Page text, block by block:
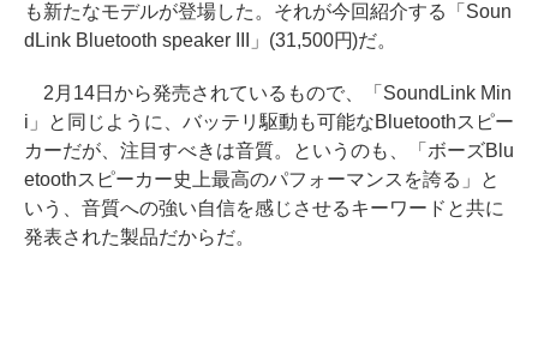
も新たなモデルが登場した。それが今回紹介する「Soun
dLink Bluetooth speaker III」(31,500円)だ。
2月14日から発売されているもので、「SoundLink Min
i」と同じように、バッテリ駆動も可能なBluetoothスピー
カーだが、注目すべきは音質。というのも、「ボーズBlu
etoothスピーカー史上最高のパフォーマンスを誇る」と
いう、音質への強い自信を感じさせるキーワードと共に
発表された製品だからだ。